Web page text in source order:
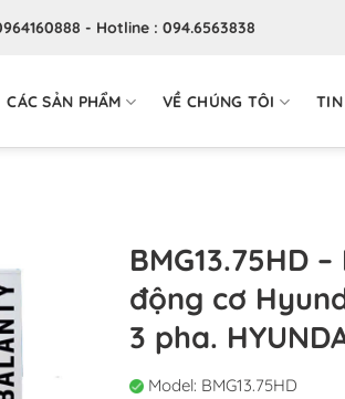
- Hotline : 094.6563838
CÁC SẢN PHẨM VỀ CHÚNG TÔI
BMG13.75HD
động cơ
3 pha.
Model: BMG13.75HD